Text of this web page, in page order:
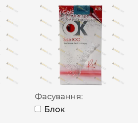
Фасування:
Блок